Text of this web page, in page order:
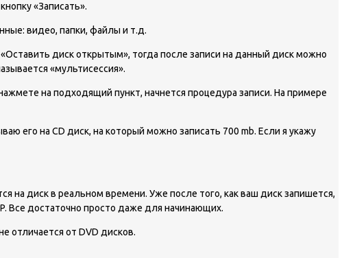
«Записать».
видео, папки, файлы и т.д.
диск открытым», тогда после записи на данный диск можно
«мультисессия».
на подходящий пункт, начнется процедура записи. На примере
его на CD диск, на который можно записать 700 mb. Если я укажу
на диск в реальном времени. Уже после того, как ваш диск запишется,
Все достаточно просто даже для начинающих.
отличается от DVD дисков.